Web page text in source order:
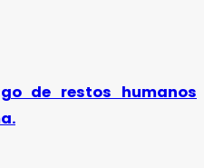
de restos humanos